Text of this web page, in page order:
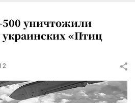
уничтожили
«Птиц